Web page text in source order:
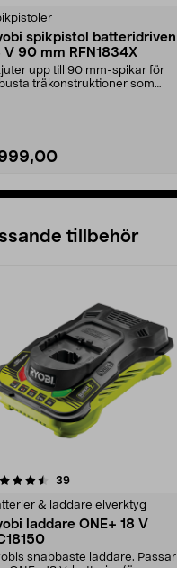
spikpistol batteridriven
V 90 mm RFN1834X
upp till 90 mm-spikar för
träkonstruktioner som
tillbehör
39recensioner
& laddare elverktyg
laddare ONE+ 18 V
snabbaste laddare. Passar
4.5av 5 stjärnor